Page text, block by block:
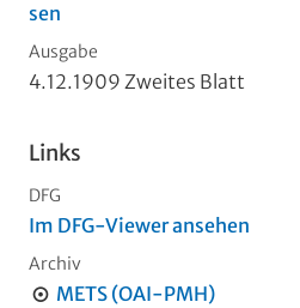
sen
Ausgabe
4.12.1909 Zweites Blatt
Links
DFG
Im DFG-Viewer ansehen
Archiv
METS (OAI-PMH)